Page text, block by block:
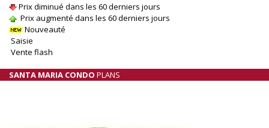
Prix diminué dans les 60 derniers jours
Prix augmenté dans les 60 derniers jours
Nouveauté
Saisie
Vente flash
SANTA MARIA CONDO PLANS